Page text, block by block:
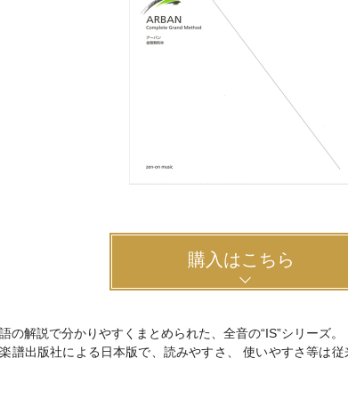
購入はこちら
の解説で分かりやすくまとめられた、全音の“IS”シリーズ。
譜出版社による日本版で、読みやすさ、 使いやすさ等は